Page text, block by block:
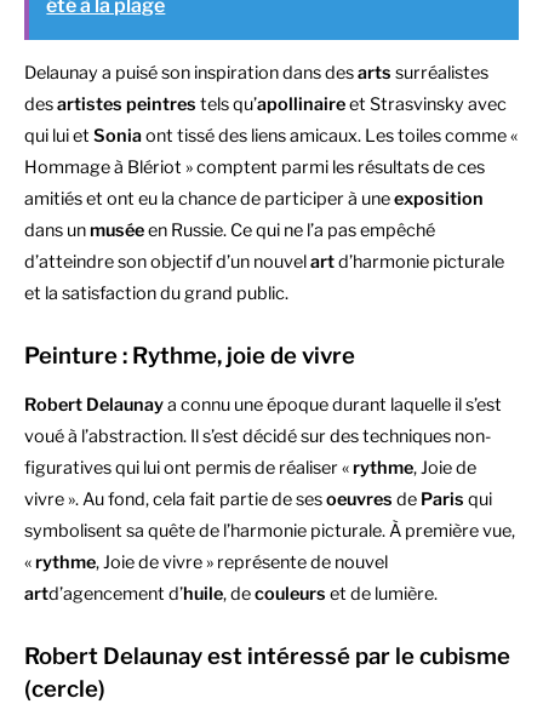
été à la plage
Delaunay a puisé son inspiration dans desarts surréalistes
desartistes peintres tels qu’apollinaireet Strasvinsky avec
qui lui et Soniaont tissé des liens amicaux. Les toiles comme «
Hommage à Blériot » comptent parmi les résultats de ces
amitiés et ont eu la chance de participer à uneexposition
dans unmuséeen Russie. Ce qui ne l’a pas empêché
d’atteindre son objectif d’un nouvelartd’harmonie picturale
et la satisfaction du grand public.
Peinture : Rythme, joie de vivre
Robert Delaunaya connu une époque durant laquelle il s’est
voué à l’abstraction. Il s’est décidé sur des techniques non-
figuratives qui lui ont permis de réaliser «rythme, Joie de
vivre ». Au fond, cela fait partie de sesoeuvres de Paris qui
symbolisent sa quête de l’harmonie picturale. À première vue,
«rythme, Joie de vivre » représente de nouvel
artd’agencement d’huile, decouleurs et de lumière.
Robert Delaunay est intéressé par le cubisme
(cercle)